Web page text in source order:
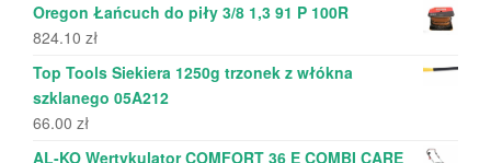
Oregon Łańcuch do piły 3/8 1,3 91 P 100R
824.10 zł
Top Tools Siekiera 1250g trzonek z włókna
szklanego 05A212
66.00 zł
AL-KO Wertykulator COMFORT 36 E COMBI CARE